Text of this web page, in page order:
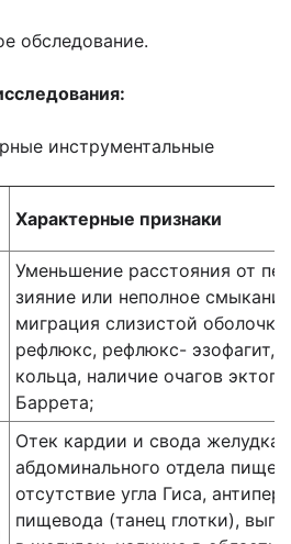
инструментальные
Характерные признаки
Уменьшение расстояния от
зияние или неполное
миграция слизистой
рефлюкс, рефлюкс- эзофагит,
кольца, наличие очагов
Баррета;
Отек кардии и свода
абдоминального отдела
отсутствие угла Гиса,
пищевода (танец глотки),